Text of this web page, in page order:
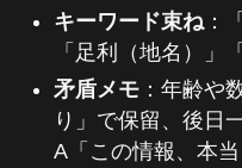
キーワード束ね：
「足利（地名）」
矛盾メモ：年齢や
り」で保留、後日
A「この情報、本当